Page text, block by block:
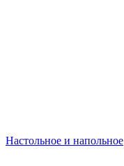
Настольное и напольное